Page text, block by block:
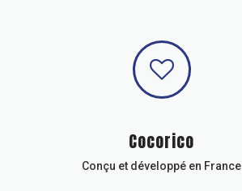
Cocorico
Conçu et développé en France